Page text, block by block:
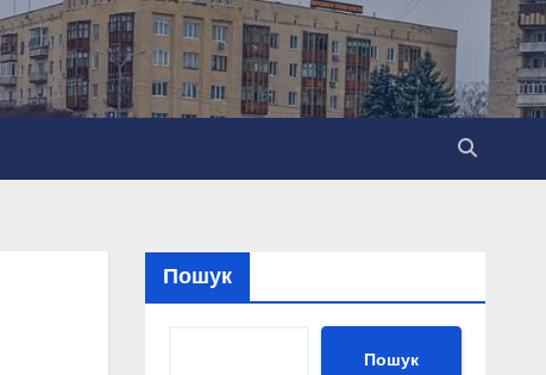
Пошук
Пошук